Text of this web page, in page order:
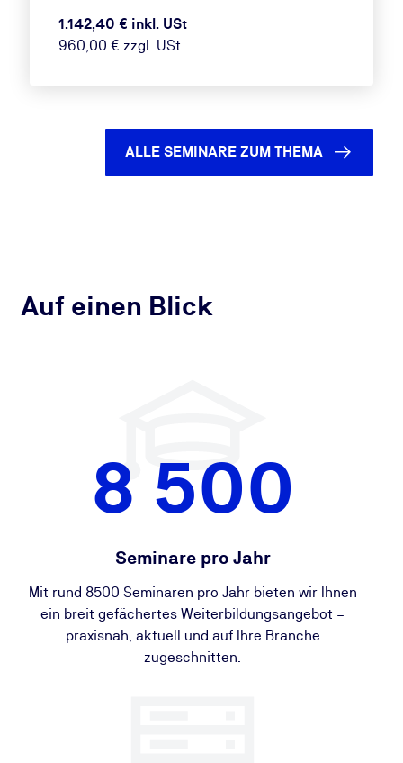
1.142,40 € inkl. USt
960,00 € zzgl. USt
ALLE SEMINARE ZUM THEMA
Auf einen Blick
8 500
Seminare pro Jahr
Mit rund 8500 Seminaren pro Jahr bieten wir Ihnen
ein breit gefächertes Weiterbildungsangebot –
praxisnah, aktuell und auf Ihre Branche
zugeschnitten.